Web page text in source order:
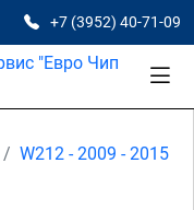
+7 (3952) 40-71-09
W212 - 2009 - 2015